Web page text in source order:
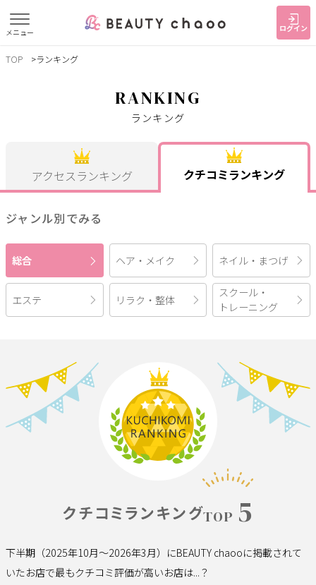
メニュー ログイン
すでに会員の方
ヘア・メイク ネイル・まつげ エステ
リラク・整体
スクール・
トレーニング
サービス
大人女子トピック ランキング
よくある質問
利用規約
プライバシーポリシー
サイトマップ
運営会社
お知らせ
掲載のご案内
掲載の申込み
TOP ランキング
RANKING
ランキング
アクセスランキング クチコミランキング
ジャンル別でみる
総合 ヘア・メイク ネイル・まつげ
エステ リラク・整体
スクール・
トレーニング
TOP 5
下半期（2025年10月～2026年3月）にBEAUTY chaooに掲載されて
いたお店で最もクチコミ評価が高いお店は...？